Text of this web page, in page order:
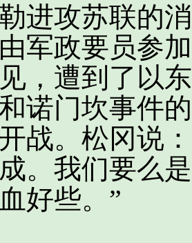
攻苏联的消
军政要员参
，遭到了以
诺门坎事件
战。松冈说
。我们要么
好些。”